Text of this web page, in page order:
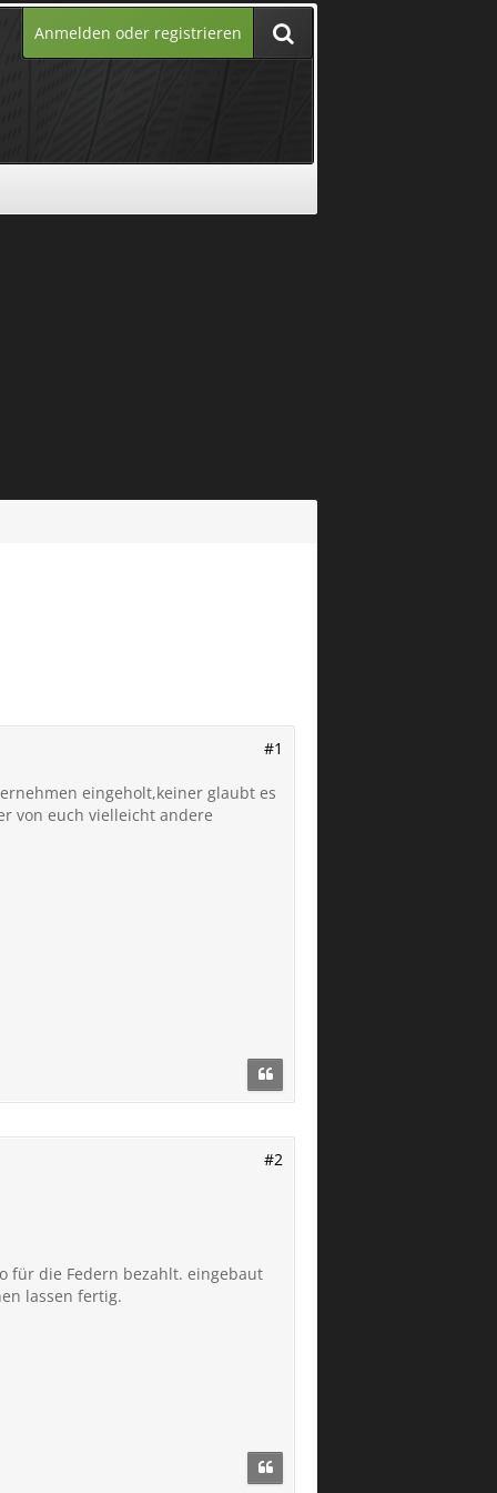
Anmelden oder registrieren
#1
eingeholt,keiner glaubt es
von euch vielleicht andere
#2
für die Federn bezahlt. eingebaut
lassen fertig.